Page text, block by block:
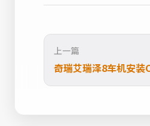
上一篇
奇瑞艾瑞泽8车机安